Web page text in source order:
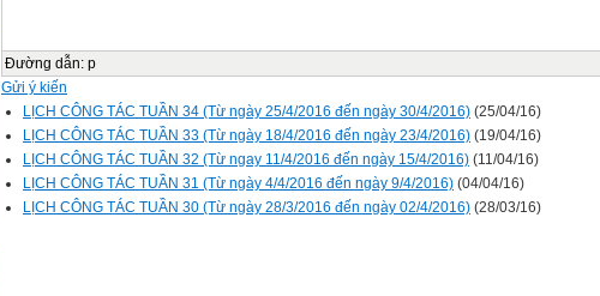
Đường dẫn: p
Gửi ý kiến
LỊCH CÔNG TÁC TUẦN 34 (Từ ngày 25/4/2016 đến ngày 30/4/2016) (25/04/16)
LỊCH CÔNG TÁC TUẦN 33 (Từ ngày 18/4/2016 đến ngày 23/4/2016) (19/04/16)
LỊCH CÔNG TÁC TUẦN 32 (Từ ngay 11/4/2016 đến ngày 15/4/2016) (11/04/16)
LỊCH CÔNG TÁC TUẦN 31 (Từ ngày 4/4/2016 đến ngày 9/4/2016) (04/04/16)
LỊCH CÔNG TÁC TUẦN 30 (Từ ngày 28/3/2016 đến ngày 02/4/2016) (28/03/16)